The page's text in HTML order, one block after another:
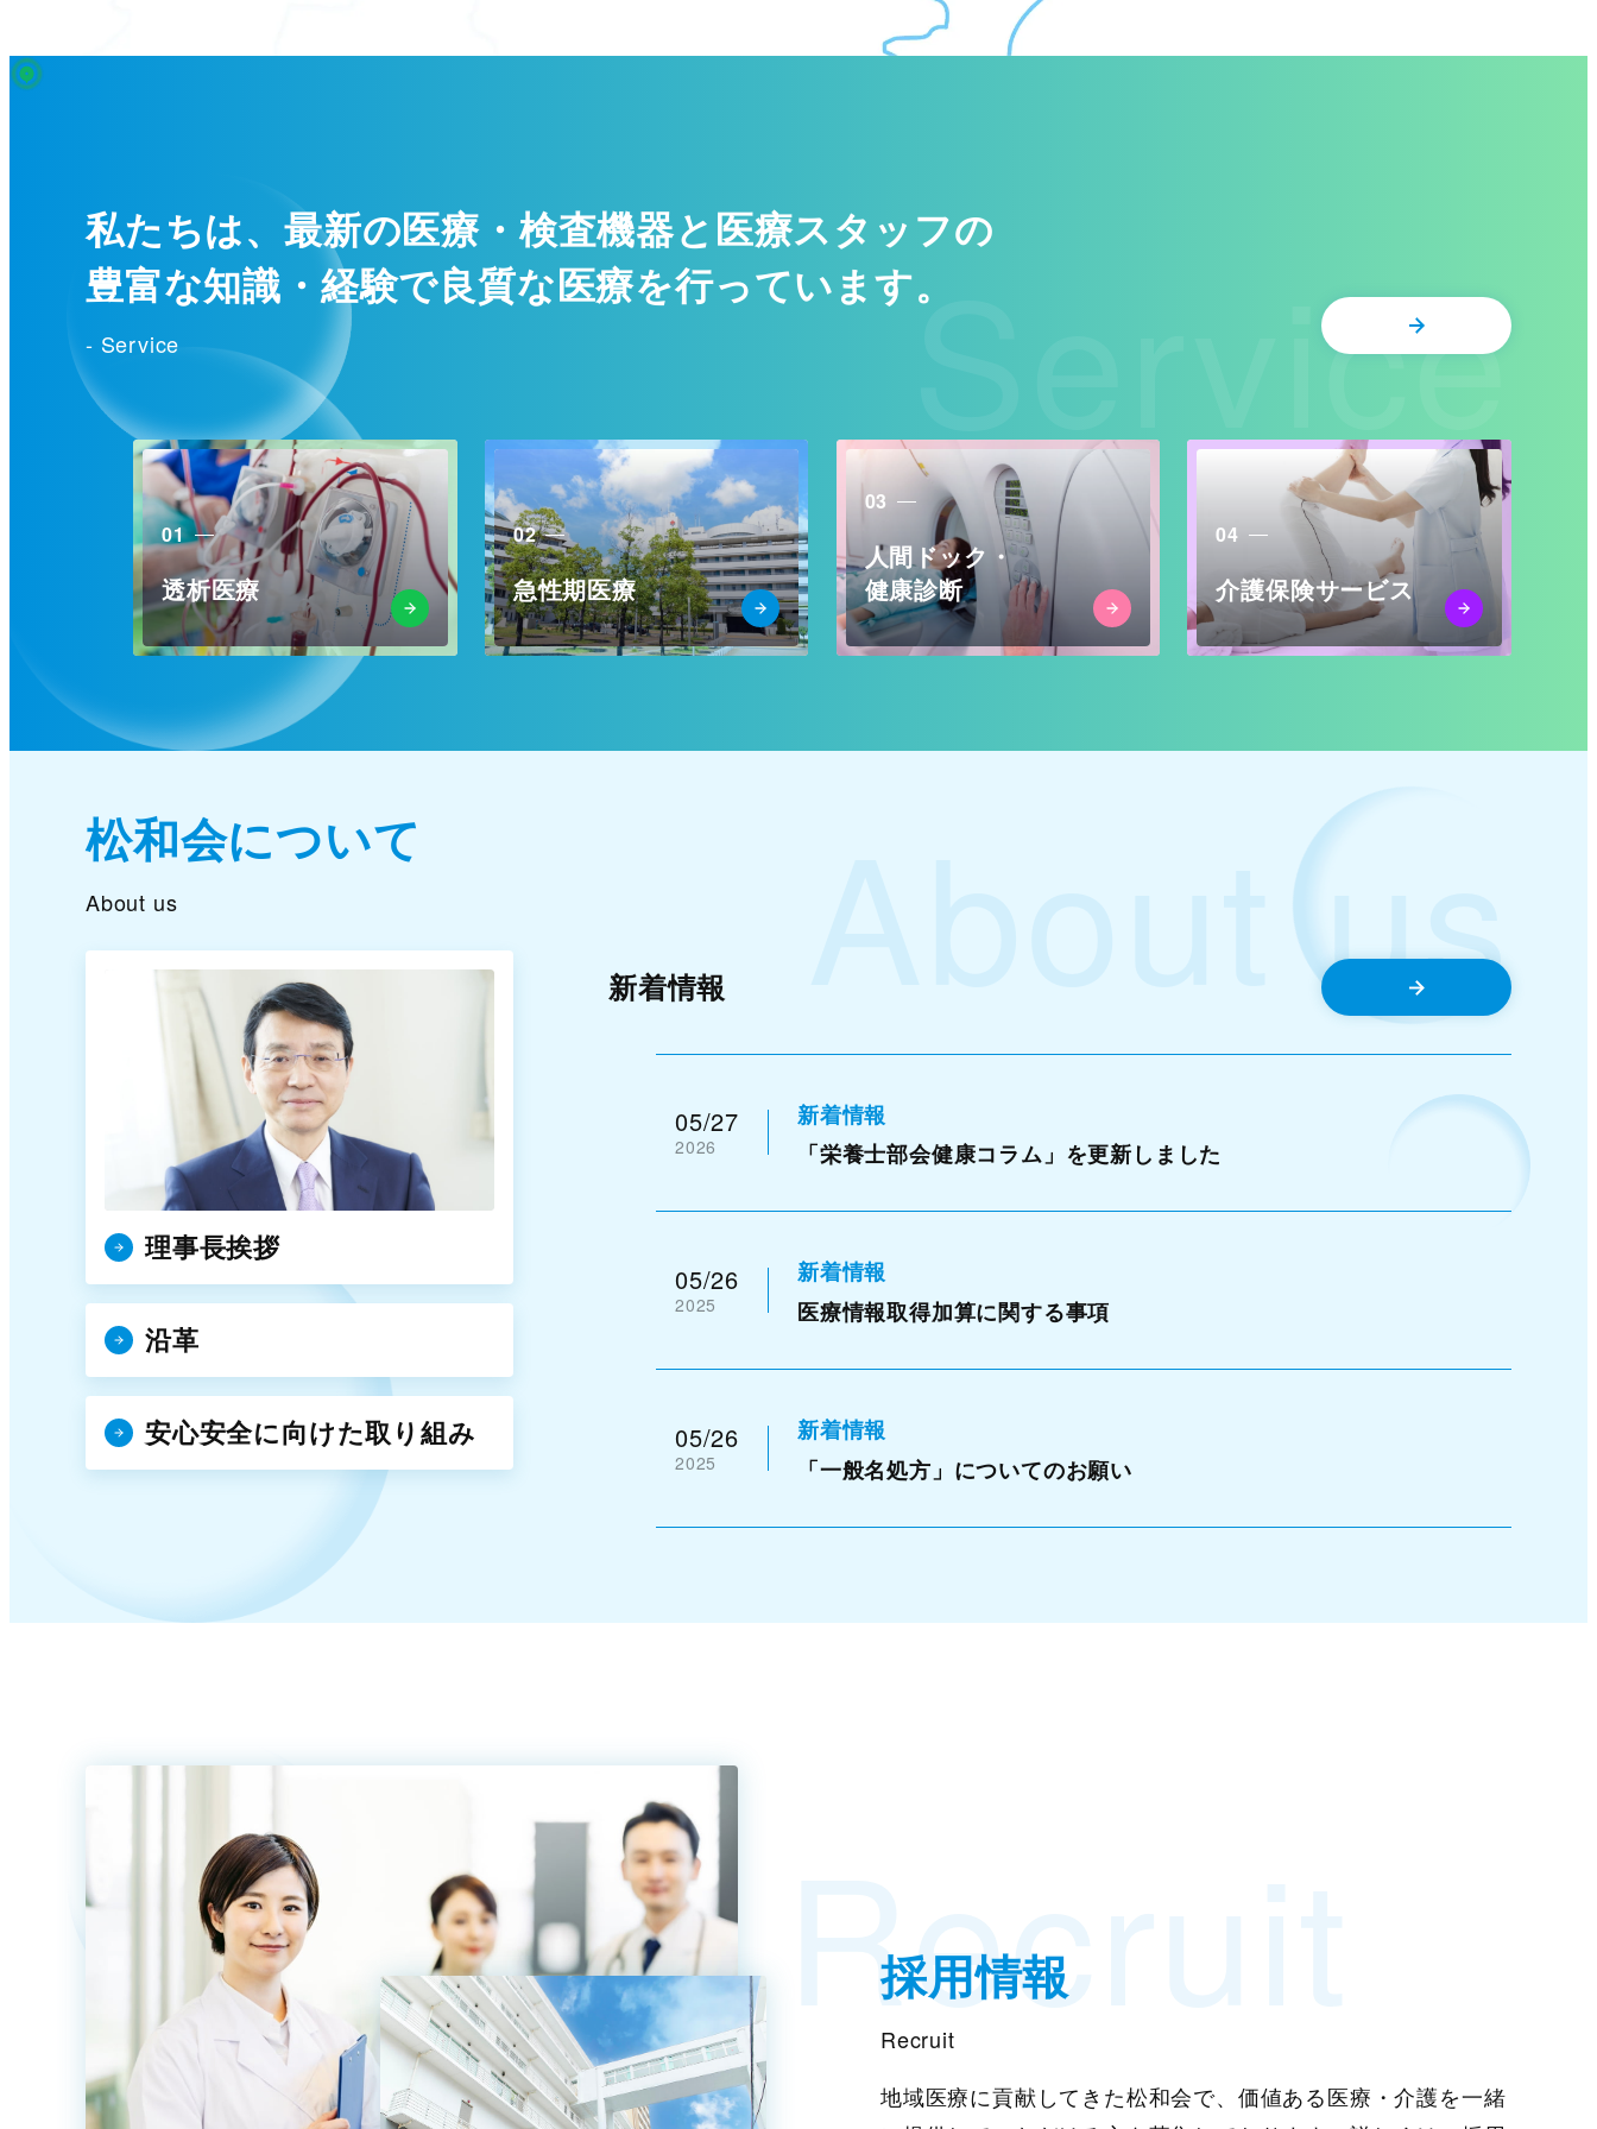
私たちは、最新の医療・検査機器と医療スタッフの
豊富な知識・経験で良質な医療を行っています。
- Service Service
01
透析医療
02
急性期医療
03
人間ドック・
健康診断
04
介護保険サービス
松和会について
About us
理事長挨拶
沿革
安心安全に向けた取り組み
新着情報 About us
05/27
2026
新着情報
「栄養士部会健康コラム」を更新しました
05/26
2025
新着情報
医療情報取得加算に関する事項
05/26
2025
新着情報
「一般名処方」についてのお願い
Recruit
採用情報
Recruit
地域医療に貢献してきた松和会で、価値ある医療・介護を一緒